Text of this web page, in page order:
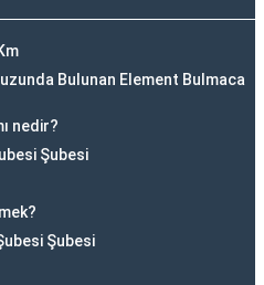
Bulunan Element Bulmaca
nedir?
Şubesi
Şubesi